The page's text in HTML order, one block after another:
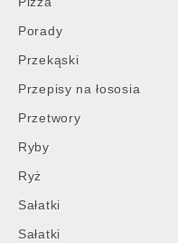
Porady
Przekąski
Przepisy na łososia
Przetwory
Ryby
Ryż
Sałatki
Sałatki